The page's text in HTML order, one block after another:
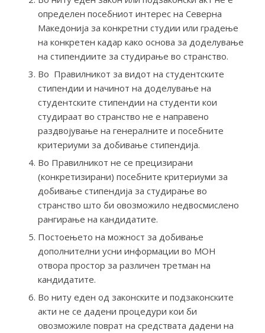
определен посебниот интерес на Северна
Македонија за конкретни студии или градење
на конкретен кадар како основа за доделување
на стипендиите за студирање во странство.
Во Правилникот за видот на студентските
стипендии и начинот на доделување на
студентските стипендии на студенти кои
студираат во странство не е направено
раздвојување на генералните и посебните
критериуми за добивање стипендија.
Во Правилникот не се прецизирани
(конкретизирани) посебните критериуми за
добивање стипендија за студирање во
странство што би овозможило недвосмислено
рангирање на кандидатите.
Постоењето на можност за добивање
дополнителни усни информации во МОН
отвора простор за различен третман на
кандидатите.
Во ниту еден од законските и подзаконските
акти не се дадени процедури кои би
овозможиле поврат на средствата дадени на